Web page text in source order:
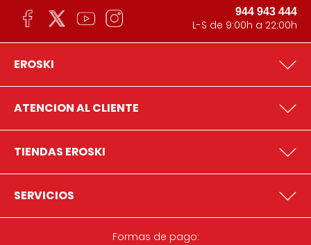
944 943 444
L-S de 9:00h a 22:00h
EROSKI
ATENCION AL CLIENTE
TIENDAS EROSKI
SERVICIOS
Formas de pago: